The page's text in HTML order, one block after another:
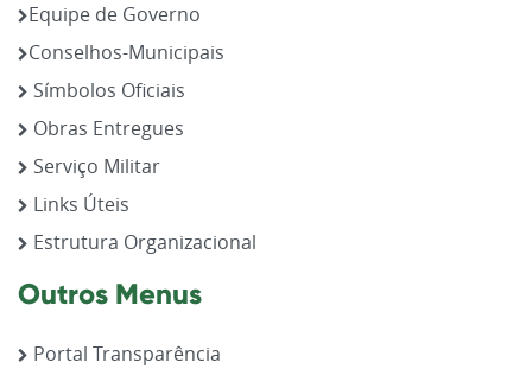
Equipe de Governo
Conselhos-Municipais
Símbolos Oficiais
Obras Entregues
Serviço Militar
Links Úteis
Estrutura Organizacional
Outros Menus
Portal Transparência